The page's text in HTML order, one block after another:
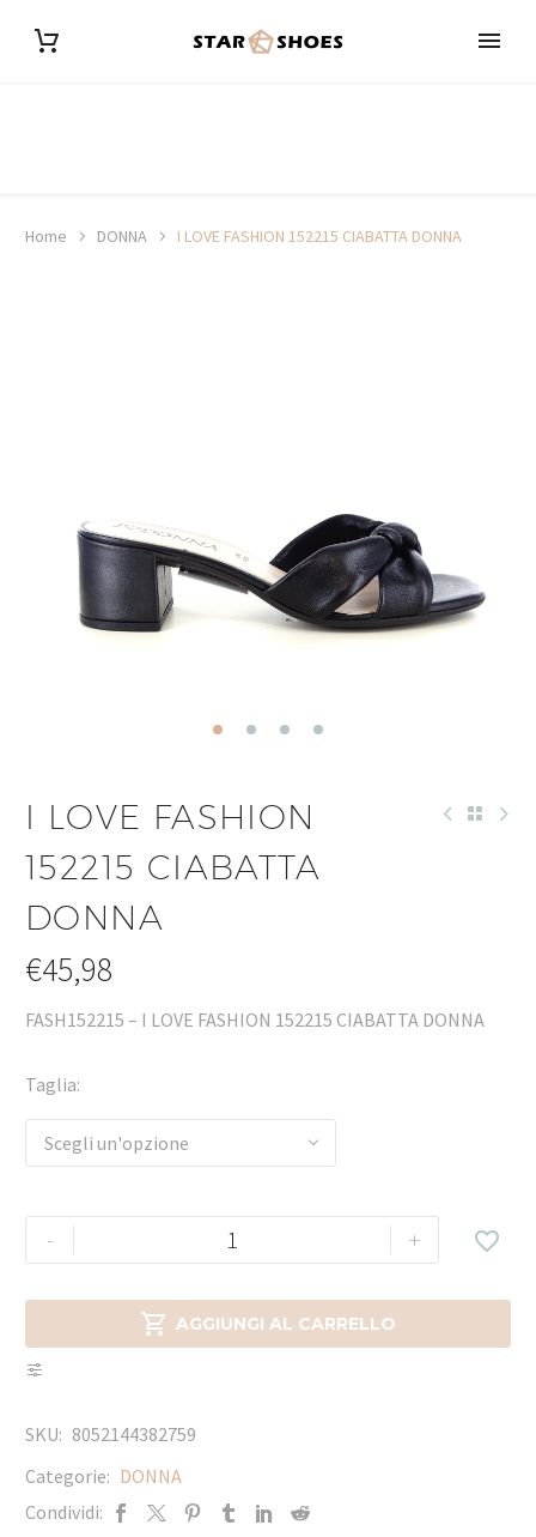
Home DONNA I LOVE FASHION 152215 CIABATTA DONNA
I LOVE FASHION
152215 CIABATTA
DONNA
€45,98
FASH152215 – I LOVE FASHION 152215 CIABATTA DONNA
Taglia
Scegli un'opzione
- +
 AGGIUNGI AL CARRELLO

SKU: 8052144382759
Categorie: DONNA
Condividi: